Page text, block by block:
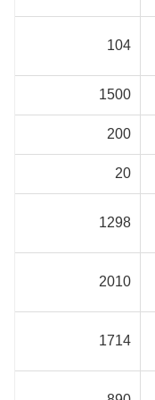
104
1500
200
20
1298
2010
1714